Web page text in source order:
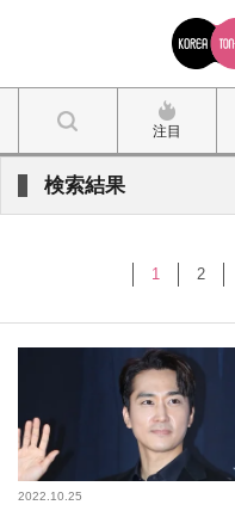
注目
検索結果
1 2
2022.10.25